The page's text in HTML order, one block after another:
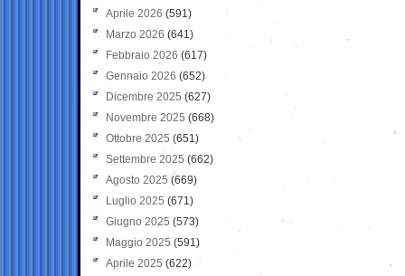
Aprile 2026 (591)
Marzo 2026 (641)
Febbraio 2026 (617)
Gennaio 2026 (652)
Dicembre 2025 (627)
Novembre 2025 (668)
Ottobre 2025 (651)
Settembre 2025 (662)
Agosto 2025 (669)
Luglio 2025 (671)
Giugno 2025 (573)
Maggio 2025 (591)
Aprile 2025 (622)